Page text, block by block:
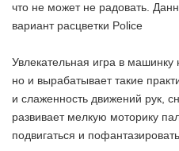
что не может не радовать.
вариант расцветки Police
Увлекательная игра в машинку
но и вырабатывает такие
и слаженность движений рук,
развивает мелкую моторику
подвигаться и